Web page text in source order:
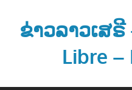
contentຂ່າວລາວເສຣີ
Libre –